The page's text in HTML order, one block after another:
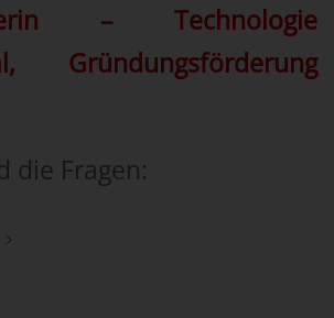
– Technologie
Gründungsförderung
die Fragen: